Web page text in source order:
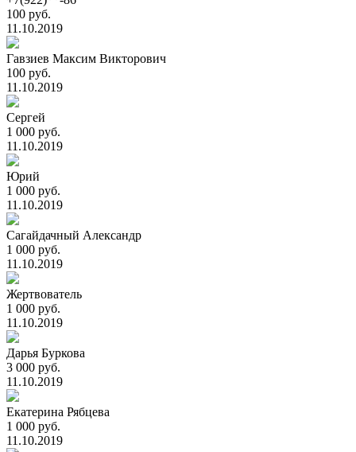
100 руб.
11.10.2019
Гавзиев Максим Викторович
100 руб.
11.10.2019
Сергей
1 000 руб.
11.10.2019
Юрий
1 000 руб.
11.10.2019
Сагайдачный Александр
1 000 руб.
11.10.2019
Жертвователь
1 000 руб.
11.10.2019
Дарья Буркова
3 000 руб.
11.10.2019
Екатерина Рябцева
1 000 руб.
11.10.2019